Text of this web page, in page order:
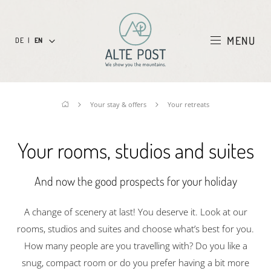
DE | EN MENU
Your stay & offers Your retreats
Your rooms, studios and suites
And now the good prospects for your holiday
A change of scenery at last! You deserve it. Look at our
rooms, studios and suites and choose what’s best for you.
How many people are you travelling with? Do you like a
snug, compact room or do you prefer having a bit more